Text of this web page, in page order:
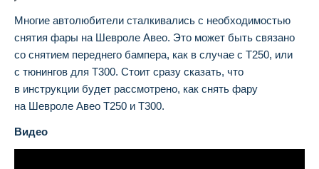
Многие автолюбители сталкивались с необходимостью
снятия фары на Шевроле Авео. Это может быть связано
со снятием переднего бампера, как в случае с Т250, или
с тюнингов для Т300. Стоит сразу сказать, что
в инструкции будет рассмотрено, как снять фару
на Шевроле Авео Т250 и Т300.
Видео